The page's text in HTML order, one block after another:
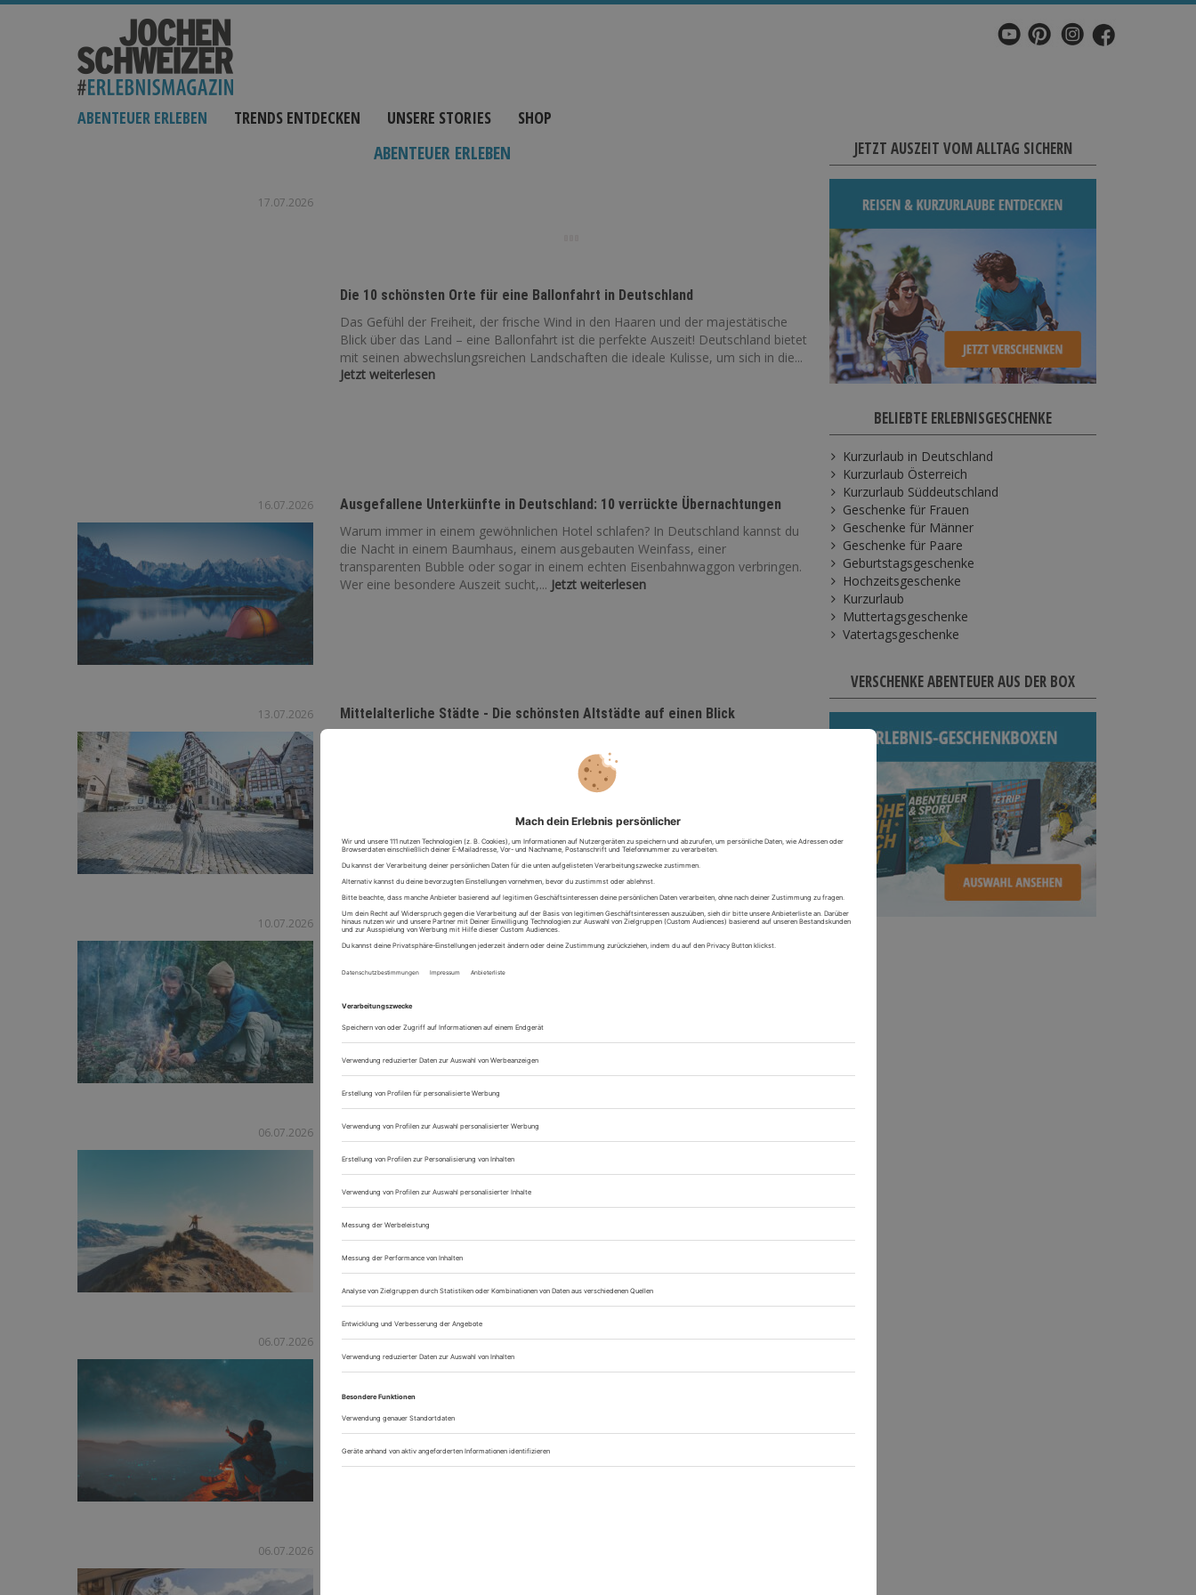
ABENTEUER ERLEBEN TRENDS ENTDECKEN UNSERE STORIES SHOP
ABENTEUER ERLEBEN
17.07.2026
Die 10 schönsten Orte für eine Ballonfahrt in Deutschland
Das Gefühl der Freiheit, der frische Wind in den Haaren und der majestätische
Blick über das Land – eine Ballonfahrt ist die perfekte Auszeit! Deutschland bietet
mit seinen abwechslungsreichen Landschaften die ideale Kulisse, um sich in die...
Jetzt weiterlesen
16.07.2026
Ausgefallene Unterkünfte in Deutschland: 10 verrückte Übernachtungen
Warum immer in einem gewöhnlichen Hotel schlafen? In Deutschland kannst du
die Nacht in einem Baumhaus, einem ausgebauten Weinfass, einer
transparenten Bubble oder sogar in einem echten Eisenbahnwaggon verbringen.
Wer eine besondere Auszeit sucht,... Jetzt weiterlesen
13.07.2026
Mittelalterliche Städte - Die schönsten Altstädte auf einen Blick
Danzig oder Wismar Anziehungspunkte für Besucher aus ganz Europa. Die
mittelalterlichen Städte erzählen von einer reichen und lebhaften Vergangenheit,
10.07.2026
Inside Abenteuer Vol. 6: Survival-Training: Kein Messer. Kein Feuerzeug.
Kein Strom. Kein Problem?
Beim Survival Training von Jochen Schweizer in Irschenberg lernen
Trinkwasser finden und aufbereiten, einen Unterschlupf bauen, essbare Pflanzen
erkennen und ruhig bleiben,...
Jetzt weiterlesen
06.07.2026
Bucket List für Paare: 75 außergewöhnliche Ideen
Gemeinsame Erlebnisse gehören zu den schönsten Dingen, die eine Beziehung
bereichern können. Während materielle Geschenke irgendwann in Vergessenheit
geraten, bleiben Erinnerungen oft ein Leben lang. Genau deshalb erstellen immer
mehr Menschen... Jetzt weiterlesen
06.07.2026
50 Dinge, die man einmal im Leben gemacht haben sollte
Das Leben besteht nicht aus den Tagen, die vergehen, sondern aus den
Grenzen, andere eröffnen neue Perspektiven. Einige erfüllen lang gehegte
Träume, während andere...
06.07.2026
JETZT AUSZEIT VOM ALLTAG SICHERN
BELIEBTE ERLEBNISGESCHENKE
Kurzurlaub in Deutschland
Kurzurlaub Österreich
Kurzurlaub Süddeutschland
Geschenke für Frauen
Geschenke für Männer
Geschenke für Paare
Geburtstagsgeschenke
Hochzeitsgeschenke
Kurzurlaub
Muttertagsgeschenke
Vatertagsgeschenke
VERSCHENKE ABENTEUER AUS DER BOX